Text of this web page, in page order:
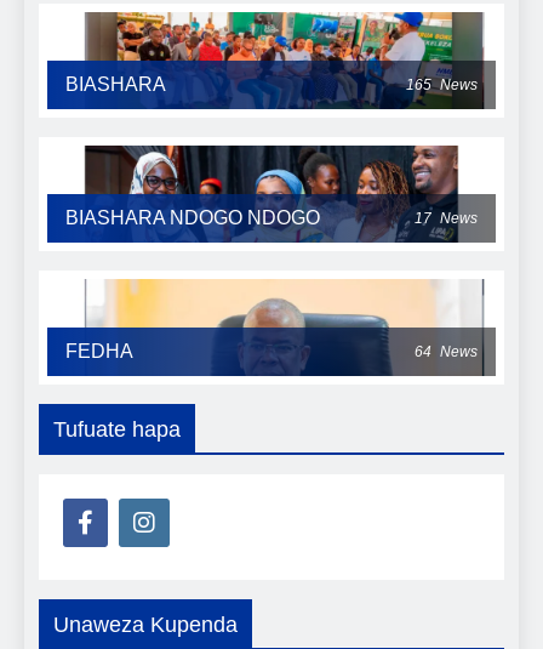
BIASHARA 165 News
BIASHARA NDOGO NDOGO 17 News
FEDHA 64 News
Tufuate hapa
Unaweza Kupenda